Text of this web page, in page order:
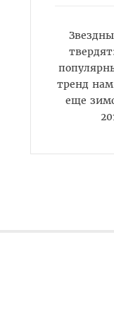
тренд
еще